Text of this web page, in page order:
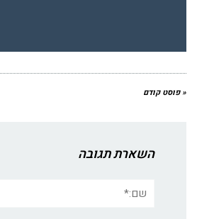
« פוסט קודם
השארת תגובה